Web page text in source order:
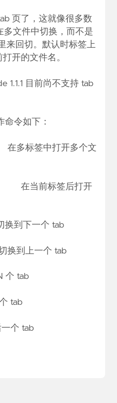
页了，这就像很多数
多文件中切换，而不是
来回切。默认时标签上
开的文件名。
1.1.1 目前尚不支持 tab
命令如下：
在多标签中打开多个文
在当前标签后打开
下一个 tab
换到上一个 tab
个 tab
tab
个 tab